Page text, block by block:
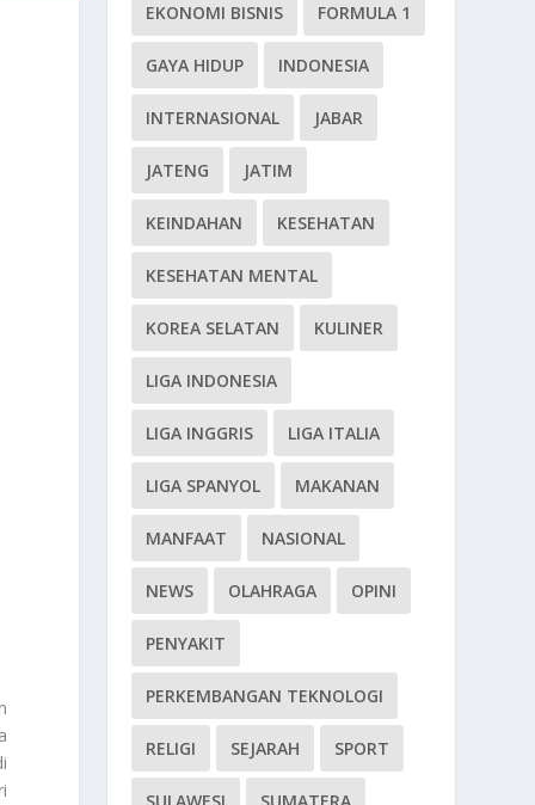
EKONOMI BISNIS FORMULA 1
GAYA HIDUP INDONESIA
INTERNASIONAL JABAR
JATENG JATIM
KEINDAHAN KESEHATAN
KESEHATAN MENTAL
KOREA SELATAN KULINER
LIGA INDONESIA
LIGA INGGRIS LIGA ITALIA
LIGA SPANYOL MAKANAN
MANFAAT NASIONAL
NEWS OLAHRAGA OPINI
PENYAKIT
PERKEMBANGAN TEKNOLOGI
RELIGI SEJARAH SPORT